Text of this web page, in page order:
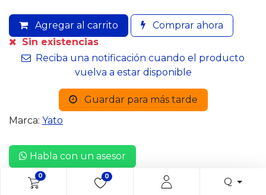
0 0 Q
Agregar al carrito
Comprar ahora
Sin existencias
Reciba una notificación cuando el producto
vuelva a estar disponible
Guardar para más tarde
Marca: Yato
Habla con un asesor
Entrega: 2-3 días hábiles